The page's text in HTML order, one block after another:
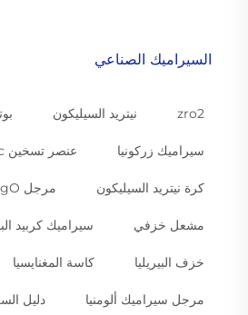
السيراميك الصناعي
zro2 نيتريد السيليكون
سيراميك زركونيا عنصر تسخين sic
كرة نيتريد السيليكون مرجل MgO
مشعل خزفي سيراميك كربيد
خزف البيريليا كاسة المغنايسيا
مرجل سيراميك ألومنيا دليل